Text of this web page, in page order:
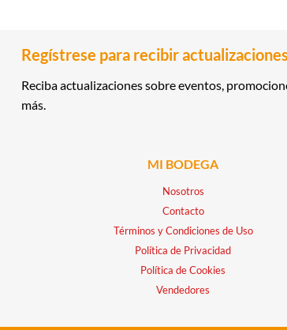
Regístrese para recibir
Reciba actualizaciones sobre eventos,
más.
MI BODEGA
Nosotros
Contacto
Términos y Condiciones de Uso
Política de Privacidad
Política de Cookies
Vendedores